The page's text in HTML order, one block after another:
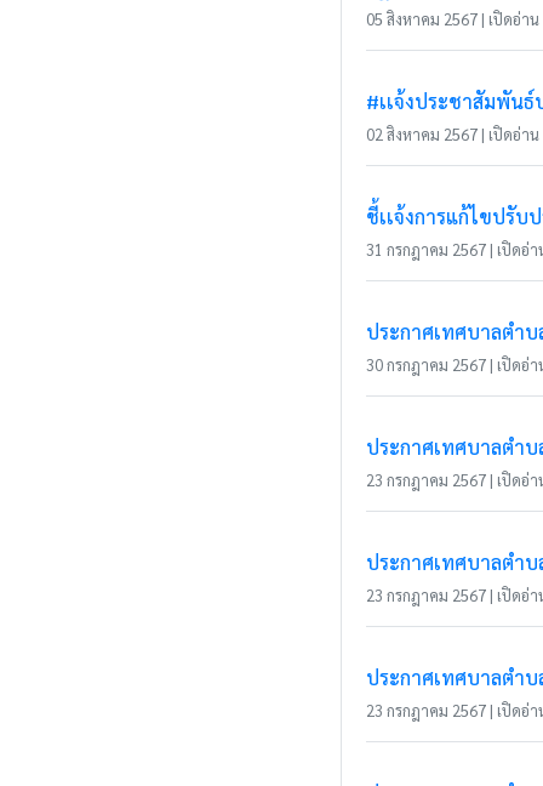
05 สิงหาคม 2567 | เปิดอ่าน
#เเจ้งประชาสัมพัน
02 สิงหาคม 2567 | เปิดอ่าน
ชี้เเจ้งการแก้ไขปรับ
31 กรกฎาคม 2567 | เปิดอ่า
ประกาศเทศบาลตำบ
30 กรกฎาคม 2567 | เปิดอ่า
ประกาศเทศบาลตำบ
23 กรกฎาคม 2567 | เปิดอ่า
ประกาศเทศบาลตำบ
23 กรกฎาคม 2567 | เปิดอ่า
ประกาศเทศบาลตำบ
23 กรกฎาคม 2567 | เปิดอ่า